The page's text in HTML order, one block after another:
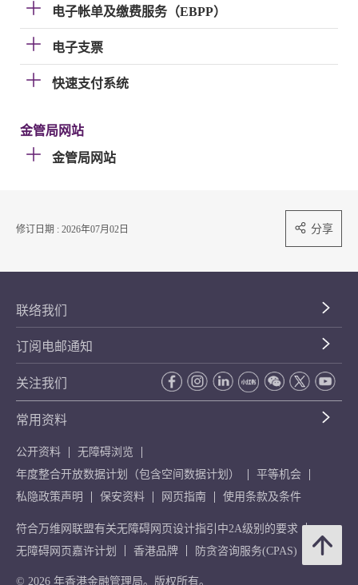
电子帐单及缴费服务（EBPP）
电子支票
快速支付系统
金管局网站
金管局网站
修订日期 : 2026年07月02日 分享
联络我们
订阅电邮通知
关注我们
常用资料
公开资料
无障碍浏览
年度整合开放数据计划（包含空间数据计划）
平等机会
私隐政策声明
保安资料 网页指南 使用条款及条件
符合万维网联盟有关无障碍网页设计指引中2A级别的要求
无障碍网页嘉许计划
香港品牌 防贪咨询服务(CPAS)
© 2026 年香港金融管理局。版权所有。